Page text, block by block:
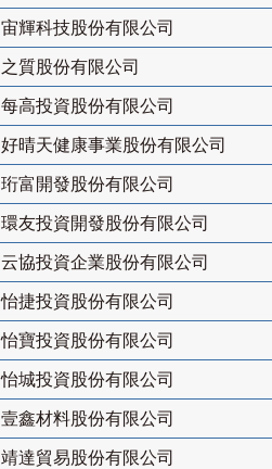
宙輝科技股份有限公司
之質股份有限公司
每高投資股份有限公司
好晴天健康事業股份有限公司
珩富開發股份有限公司
環友投資開發股份有限公司
云協投資企業股份有限公司
怡捷投資股份有限公司
怡寶投資股份有限公司
怡城投資股份有限公司
壹鑫材料股份有限公司
靖達貿易股份有限公司